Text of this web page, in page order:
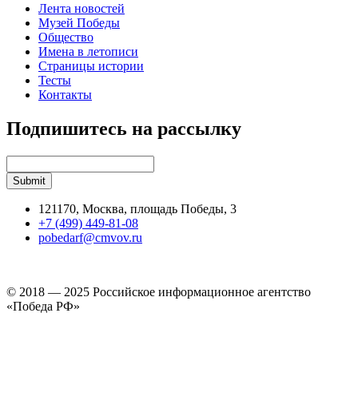
Лента новостей
Музей Победы
Общество
Имена в летописи
Страницы истории
Тесты
Контакты
Подпишитесь на рассылку
121170, Москва, площадь Победы, 3
+7 (499) 449-81-08
pobedarf@cmvov.ru
© 2018 — 2025 Российское информационное агентство
«Победа РФ»